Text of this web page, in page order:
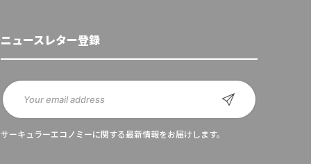
ニュースレター登録
サーキュラーエコノミーに関する最新情報をお届けします。